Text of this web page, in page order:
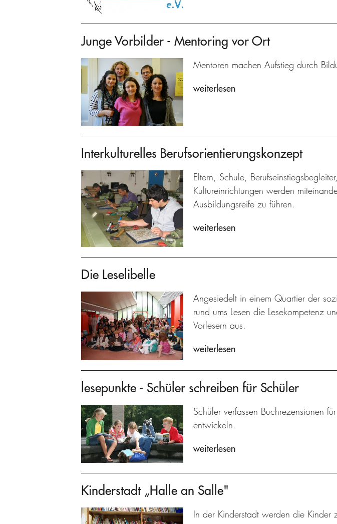
Junge Vorbilder - Mentoring vor Ort
Mentoren machen Aufstieg durch
weiterlesen
Interkulturelles Berufsorientierungskonzept
Eltern, Schule,
Kultureinrichtungen werden
Ausbildungsreife zu führen.
weiterlesen
Die Leselibelle
Angesiedelt in einem Quartier der
rund ums Lesen die Lesekompetenz
Vorlesern aus.
weiterlesen
lesepunkte - Schüler schreiben für Schüler
Schüler verfassen Buchrezensionen
entwickeln.
weiterlesen
Kinderstadt „Halle an Salle"
In der Kinderstadt werden die Kinder